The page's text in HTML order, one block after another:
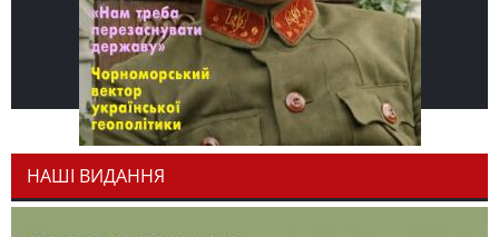
НАШІ ВИДАННЯ